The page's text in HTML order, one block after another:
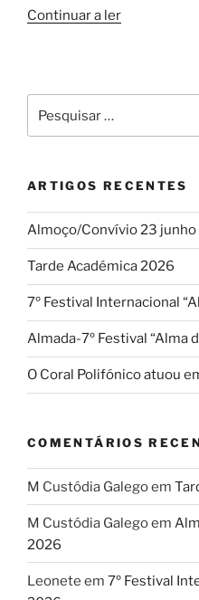
Continuar a ler“Concertos
por:
ARTIGOS RECENTES
Almoço/Convívio 23
Tarde Académica 2026
7º Festival Internacional
Almada-7º Festival “Alma
O Coral Polifónico atuou
COMENTÁRIOS
M Custódia Galegoem
M Custódia Galegoem
2026
Leonete em 7º Festival